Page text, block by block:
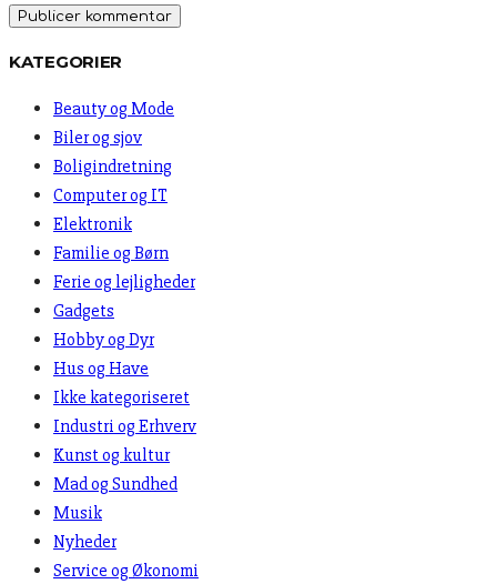
KATEGORIER
Beauty og Mode
Biler og sjov
Boligindretning
Computer og IT
Elektronik
Familie og Børn
Ferie og lejligheder
Gadgets
Hobby og Dyr
Hus og Have
Ikke kategoriseret
Industri og Erhverv
Kunst og kultur
Mad og Sundhed
Musik
Nyheder
Service og Økonomi